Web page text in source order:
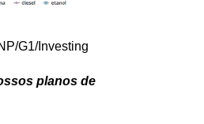
G1/Investing
planos de